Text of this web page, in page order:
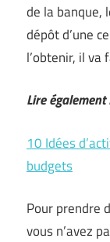
de la banque,
dépôt d’une
l’obtenir, il
Lire également
10 Idées
budgets
Pour prendre
vous n’avez